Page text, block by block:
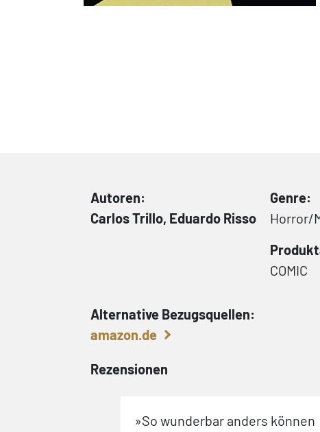
Autoren:
Carlos Trillo, Eduardo Risso
Genre:
Horror/
COMIC
Alternative Bezugsquellen:
amazon.de
Rezensionen
»So wunderbar anders können